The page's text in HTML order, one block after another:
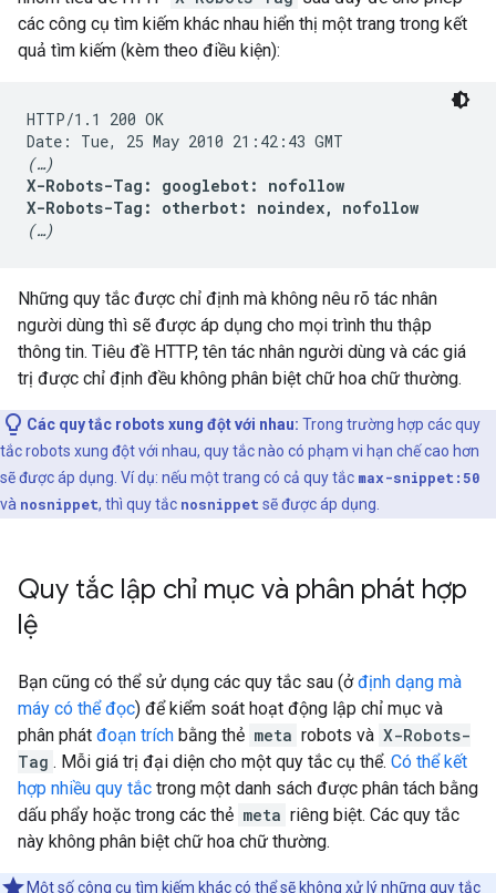
các công cụ tìm kiếm khác nhau hiển thị một trang trong kết
quả tìm kiếm (kèm theo điều kiện):
HTTP/1.1 200 OK
(…)
X-Robots-Tag: googlebot: nofollow
X-Robots-Tag: otherbot: noindex, nofollow
(…)
Những quy tắc được chỉ định mà không nêu rõ tác nhân
người dùng thì sẽ được áp dụng cho mọi trình thu thập
thông tin. Tiêu đề HTTP, tên tác nhân người dùng và các giá
trị được chỉ định đều không phân biệt chữ hoa chữ thường.
Các quy tắc robots xung đột với nhau: Trong trường hợp các quy
tắc robots xung đột với nhau, quy tắc nào có phạm vi hạn chế cao hơn
sẽ được áp dụng. Ví dụ: nếu một trang có cả quy tắc max-snippet:50
và nosnippet, thì quy tắc nosnippet sẽ được áp dụng.
Quy tắc lập chỉ mục và phân phát hợp
lệ
Bạn cũng có thể sử dụng các quy tắc sau (ởđịnh dạng mà
máy có thể đọc) để kiểm soát hoạt động lập chỉ mục và
phân phát đoạn trích bằng thẻ meta robots và X-Robots-
Tag . Mỗi giá trị đại diện cho một quy tắc cụ thể. Có thể kết
hợp nhiều quy tắc trong một danh sách được phân tách bằng
dấu phẩy hoặc trong các thẻ meta riêng biệt. Các quy tắc
này không phân biệt chữ hoa chữ thường.
Một số công cụ tìm kiếm khác có thể sẽ không xử lý những quy tắc